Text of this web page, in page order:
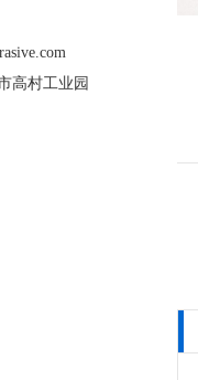
高村工业园